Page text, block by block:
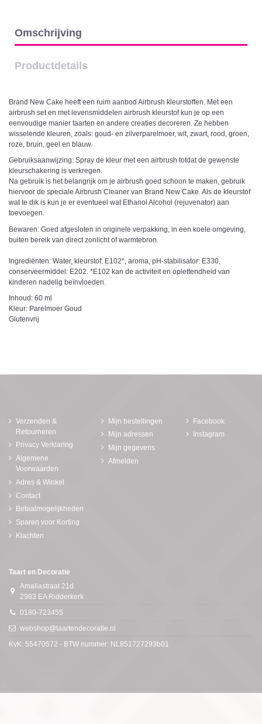
Omschrijving
Productdetails
Brand New Cake heeft een ruim aanbod Airbrush kleurstoffen. Met een
airbrush set en met levensmiddelen airbrush kleurstof kun je op een
eenvoudige manier taarten en andere creaties decoreren. Ze hebben
wisselende kleuren, zoals: goud- en zilverparelmoer, wit, zwart, rood, groen,
roze, bruin, geel en blauw.
Gebruiksaanwijzing: Spray de kleur met een airbrush totdat de gewenste
kleurschakering is verkregen.
Na gebruik is het belangrijk om je airbrush goed schoon te maken, gebruik
hiervoor de speciale Airbrush Cleaner van Brand New Cake. Als de kleurstof
wat te dik is kun je er eventueel wat Ethanol Alcohol (rejuvenator) aan
toevoegen.
Bewaren: Goed afgesloten in originele verpakking, in een koele omgeving,
buiten bereik van direct zonlicht of warmtebron.
Ingrediënten: Water, kleurstof: E102*, aroma, pH-stabilisator: E330,
conserveermiddel: E202. *E102 kan de activiteit en oplettendheid van
kinderen nadelig beïnvloeden.
Inhoud: 60 ml
Kleur: Parelmoer Goud
Glutenvrij
Verzenden &
Retourneren
Privacy Verklaring
Algemene
Voorwaarden
Adres & Winkel
Contact
Betaalmogelijkheden
Sparen voor Korting
Klachten
Mijn bestellingen
Mijn adressen
Mijn gegevens
Afmelden
Facebook
Instagram
Taart en Decoratie
Amaliastraat 21d
2983 EA Ridderkerk
0180-723455
webshop@taartendecoratie.nl
KvK: 55470572 - BTW nummer: NL851727293b01